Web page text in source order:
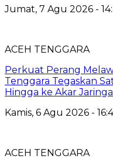
Jumat, 7 Agu 2026 -
ACEH TENGGARA
Perkuat Perang
Tenggara Tegaskan
Hingga ke Akar
Kamis, 6 Agu 2026 -
ACEH TENGGARA